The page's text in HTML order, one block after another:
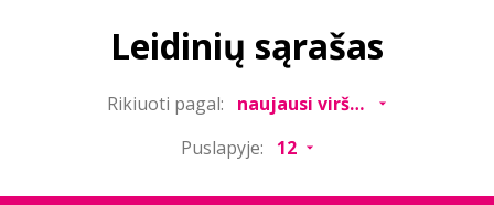
Leidinių sąrašas
Rikiuoti pagal:
Puslapyje: